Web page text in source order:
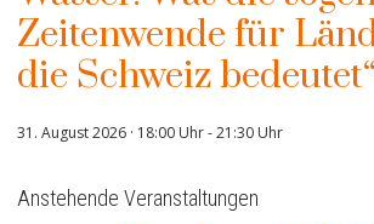
Zeitenwende für
die Schweiz bedeutet“
31. August 2026 · 18:00 Uhr-21:30 Uhr
Anstehende Veranstaltungen